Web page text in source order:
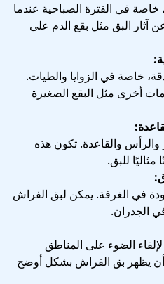
في الفترة الصباحية عندما
البق مثل بقع الدم على
خاصة في الزوايا والطيات.
أخرى مثل البقع الصغيرة
والقاعدة. تكون هذه
للبق.
في الغرفة. يمكن لبق الفراش
الجدران.
الضوء على المناطق
أن يظهر بق الفراش بشكل أوضح